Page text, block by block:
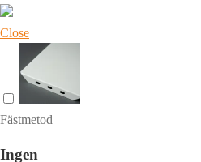
Close
Fästmetod
Ingen